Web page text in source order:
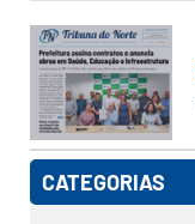
CATEGORIAS